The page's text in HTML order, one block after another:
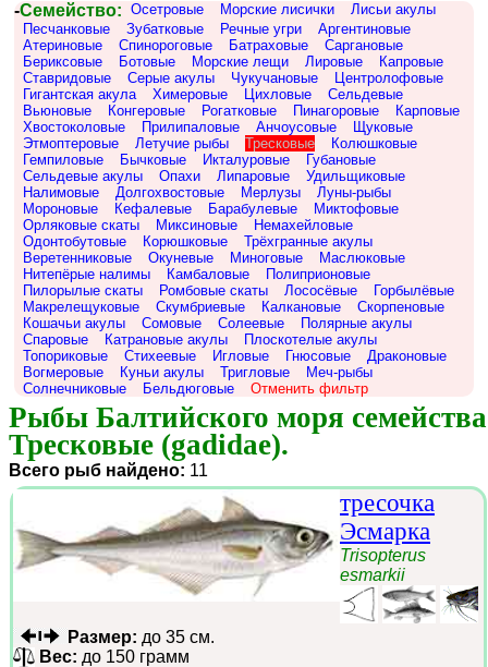
-Семейство: Осетровые Морские лисички
Лисьи акулы
Песчанковые
Зубатковые Речные угри
Аргентиновые
Атериновые
Спинороговые Батраховые
Саргановые
Бериксовые
Ботовые Морские лещи Лировые
Капровые
Ставридовые
Серые акулы Чукучановые
Центролофовые
Гигантская акула
Химеровые Цихловые
Сельдевые
Вьюновые
Конгеровые Рогатковые Пинагоровые
Карповые
Хвостоколовые
Прилипаловые Анчоусовые
Щуковые
Этмоптеровые
Летучие рыбы Тресковые
Колюшковые
Гемпиловые
Бычковые Икталуровые
Губановые
Сельдевые акулы
Опахи Липаровые
Удильщиковые
Налимовые
Долгохвостовые Мерлузы
Луны-рыбы
Мороновые
Кефалевые Барабулевые
Миктофовые
Орляковые скаты
Миксиновые
Немахейловые
Одонтобутовые
Корюшковые
Трёхгранные акулы
Веретенниковые
Окуневые Миноговые
Маслюковые
Нитепёрые налимы
Камбаловые
Полиприоновые
Пилорылые скаты
Ромбовые скаты Лососёвые
Горбылёвые
Макрелещуковые
Скумбриевые Калкановые
Скорпеновые
Кошачьи акулы
Сомовые Солеевые
Полярные акулы
Спаровые
Катрановые акулы
Плоскотелые акулы
Топориковые
Стихеевые Игловые Гнюсовые
Драконовые
Вогмеровые
Куньи акулы Тригловые
Меч-рыбы
Солнечниковые
Бельдюговые Отменить фильтр
Рыбы Балтийского моря семейства
Тресковые (gadidae).
Всего рыб найдено: 11
тресочка
Эсмарка
Trisopterus
esmarkii
Размер: до 35 см.
Вес: до 150 грамм